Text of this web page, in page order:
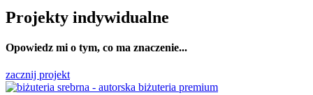
Projekty indywidualne
Opowiedz mi o tym, co ma znaczenie...
zacznij projekt